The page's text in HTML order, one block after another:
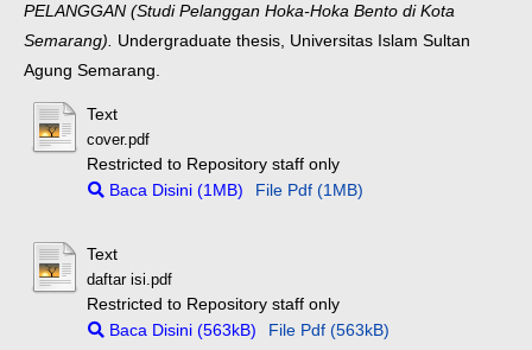
PELANGGAN (Studi Pelanggan Hoka-Hoka Bento di Kota
Semarang). Undergraduate thesis, Universitas Islam Sultan
Agung Semarang.
Text
cover.pdf
Restricted to Repository staff only
Baca Disini (1MB)
File Pdf (1MB)
Text
daftar isi.pdf
Restricted to Repository staff only
Baca Disini (563kB)
File Pdf (563kB)